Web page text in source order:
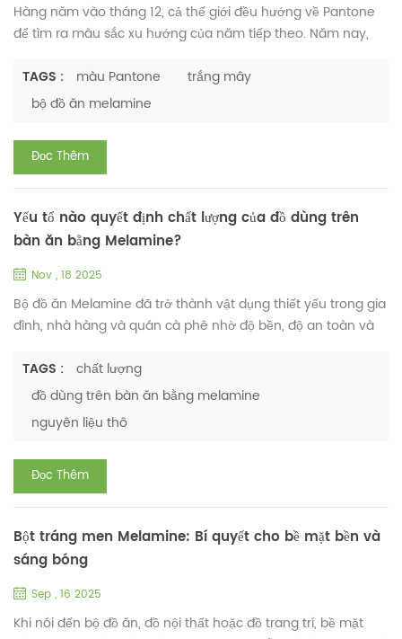
Hàng năm vào tháng 12, cả thế giới đều hướng về Pantone
để tìm ra màu sắc xu hướng của năm tiếp theo. Năm nay,
(11-4201) — một màu trắng tinh khiết, dịu nhẹ. Khác với
những màu sắc rực rỡ và nổi bật của những năm trước,
trẻo". Nó tượng trưng cho sự tĩnh lặng, suy tư sâu lắng và sức
mạn...
TAGS : màu Pantone
trắng mây
bộ đồ ăn melamine
Đọc Thêm
Yếu tố nào quyết định chất lượng của đồ dùng trên
bàn ăn bằng Melamine?
Nov , 18 2025
Bộ đồ ăn Melamine đã trở thành vật dụng thiết yếu trong gia
đình, nhà hàng và quán cà phê nhờ độ bền, độ an toàn và
liệu thô của bộ đồ ăn melamine , Nhà máy hóa chất Huafu
Chúng tôi hiểu rõ rằng chất lượng của bộ đồ ăn melamine
không phải là ngẫu nhiên. Nó phụ thuộc vào ba yếu tố chính
ảnh hưởng trực tiếp đến hiệu suất và độ tin cậy. Đầu ...
TAGS :
chất lượng
đồ dùng trên bàn ăn bằng melamine
nguyên liệu thô
Đọc Thêm
Bột tráng men Melamine: Bí quyết cho bề mặt bền và
sáng bóng
Sep , 16 2025
Khi nói đến bộ đồ ăn, đồ nội thất hoặc đồ trang trí, bề mặt